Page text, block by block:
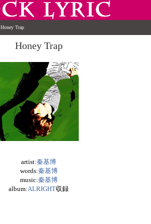
Honey Trap
Honey Trap
artist:秦基博
words:秦基博
music:秦基博
album:ALRIGHT収録